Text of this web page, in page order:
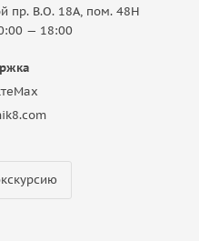
пр. В.О. 18A, пом. 48Н
— 18:00
Max